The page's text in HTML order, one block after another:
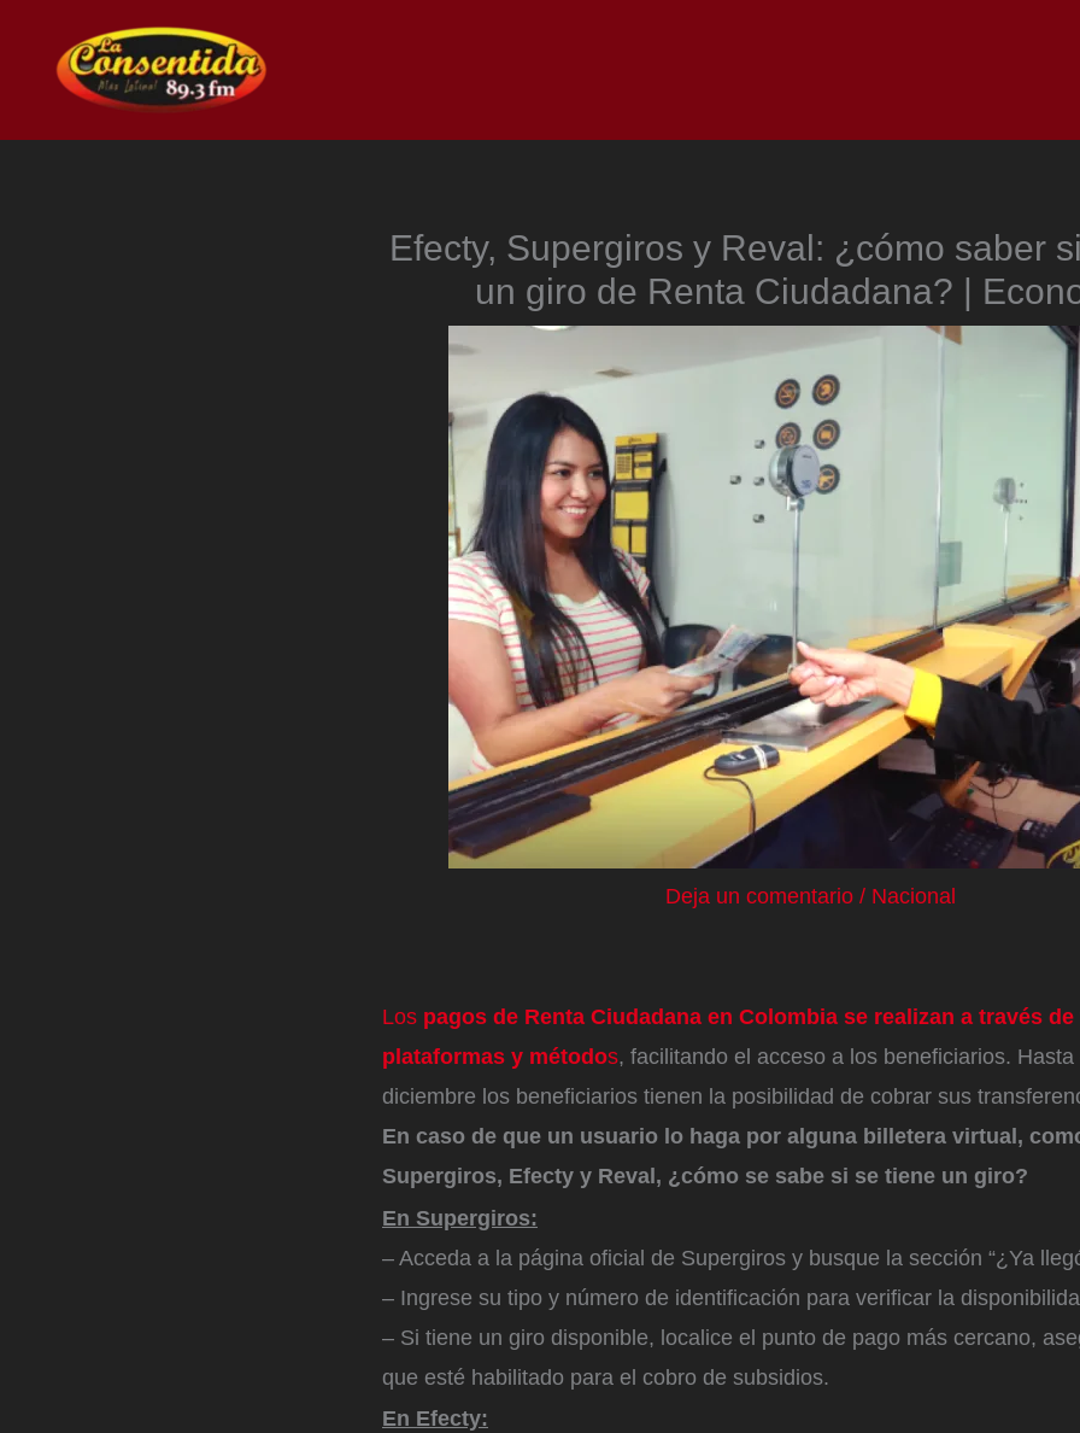
contenido
Efecty, Supergiros y Reval: ¿cómo saber
un giro de Renta Ciudadana? |
Deja un comentario / Nacional
Los pagos de Renta Ciudadana en Colombia se realizan a través
plataformas y métodos, facilitando el acceso a los beneficiarios. Hasta
diciembre los beneficiarios tienen la posibilidad de cobrar sus
En caso de que un usuario lo haga por alguna billetera virtual,
Supergiros, Efecty y Reval, ¿cómo se sabe si se tiene un giro?
En Supergiros:
– Acceda a la página oficial de Supergiros y busque la sección “¿Ya
– Ingrese su tipo y número de identificación para verificar la
– Si tiene un giro disponible, localice el punto de pago más cercano,
que esté habilitado para el cobro de subsidios.
En Efecty: